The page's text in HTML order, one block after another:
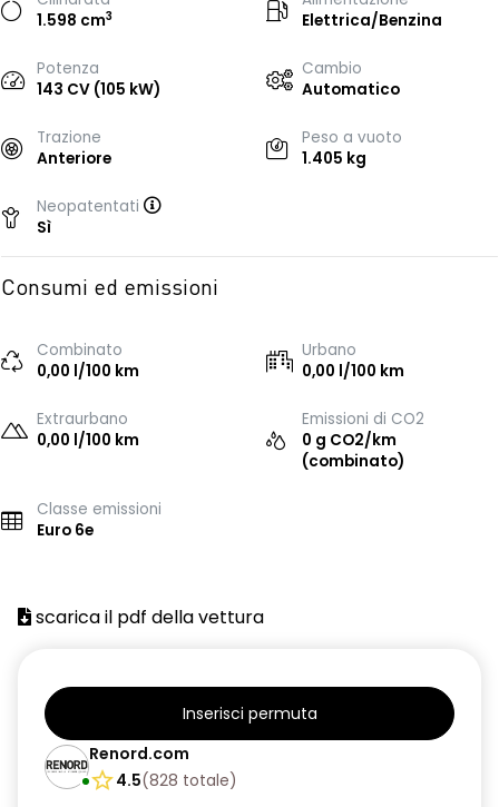
1.598 cm3
Elettrica/Benzina
Potenza
143 CV (105 kW)
Cambio
Automatico
Trazione
Anteriore
Peso a vuoto
1.405 kg
Neopatentati
Sì
Consumi ed emissioni
Combinato
0,00 l/100 km
Urbano
0,00 l/100 km
Extraurbano
0,00 l/100 km
Emissioni di CO2
0 g CO2/km
(combinato)
Classe emissioni
Euro 6e
scarica il pdf della vettura
Inserisci permuta
Renord.com
4.5(828 totale)